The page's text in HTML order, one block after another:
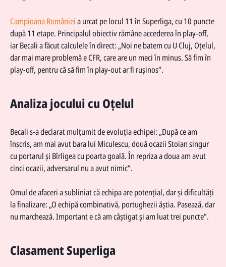
Campioana Românieia urcat pe locul 11 în Superliga, cu 10 puncte
după 11 etape. Principalul obiectiv rămâne accederea în play-off,
iar Becali a făcut calculele în direct: „Noi ne batem cu U Cluj, Oțelul,
dar mai mare problemă e CFR, care are un meci în minus. Să fim în
play-off, pentru că să fim în play-out ar fi rușinos”.
Analiza jocului cu Oțelul
Becali s-a declarat mulțumit de evoluția echipei: „După ce am
înscris, am mai avut bara lui Miculescu, două ocazii Stoian singur
cu portarul și Bîrligea cu poarta goală. În repriza a doua am avut
cinci ocazii, adversarul nu a avut nimic”.
Omul de afaceri a subliniat că echipa are potențial, dar și dificultăți
la finalizare: „O echipă combinativă, portughezii ăștia. Pasează, dar
nu marchează. Important e că am câștigat și am luat trei puncte”.
Clasament Superliga